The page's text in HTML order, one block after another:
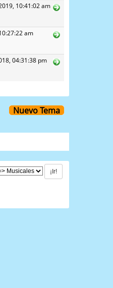
10:41:02 am
am
04:31:38 pm
Nuevo Tema